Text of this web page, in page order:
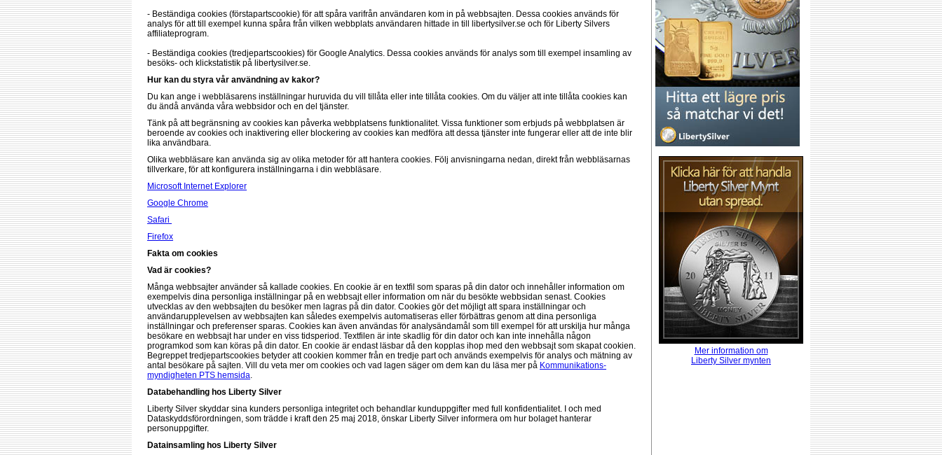
- Beständiga cookies (förstapartscookie) för att spåra varifrån användaren kom in på webbsajten. Dessa cookies används för
analys för att till exempel kunna spåra från vilken webbplats användaren hittade in till libertysilver.se och för Liberty Silvers
affiliateprogram.
- Beständiga cookies (tredjepartscookies) för Google Analytics. Dessa cookies används för analys som till exempel insamling av
besöks- och klickstatistik på libertysilver.se.
Hur kan du styra vår användning av kakor?
Du kan ange i webbläsarens inställningar huruvida du vill tillåta eller inte tillåta cookies. Om du väljer att inte tillåta cookies kan
du ändå använda våra webbsidor och en del tjänster.
Tänk på att begränsning av cookies kan påverka webbplatsens funktionalitet. Vissa funktioner som erbjuds på webbplatsen är
beroende av cookies och inaktivering eller blockering av cookies kan medföra att dessa tjänster inte fungerar eller att de inte blir
lika användbara.
Olika webbläsare kan använda sig av olika metoder för att hantera cookies. Följ anvisningarna nedan, direkt från webbläsarnas
tillverkare, för att konfigurera inställningarna i din webbläsare.
Microsoft Internet Explorer
Google Chrome
Safari
Firefox
Fakta om cookies
Vad är cookies?
Många webbsajter använder så kallade cookies. En cookie är en textfil som sparas på din dator och innehåller information om
exempelvis dina personliga inställningar på en webbsajt eller information om när du besökte webbsidan senast. Cookies
utvecklas av den webbsajten du besöker men lagras på din dator. Cookies gör det möjligt att spara inställningar och
användarupplevelsen av webbsajten kan således exempelvis automatiseras eller förbättras genom att dina personliga
inställningar och preferenser sparas. Cookies kan även användas för analysändamål som till exempel för att urskilja hur många
besökare en webbsajt har under en viss tidsperiod. Textfilen är inte skadlig för din dator och kan inte innehålla någon
programkod som kan köras på din dator. En cookie är endast läsbar då den kopplas ihop med den webbsajt som skapat cookien.
Begreppet tredjepartscookies betyder att cookien kommer från en tredje part och används exempelvis för analys och mätning av
antal besökare på sajten. Vill du veta mer om cookies och vad lagen säger om dem kan du läsa mer på Kommunikations­
myndigheten PTS hemsida
Databehandling hos Liberty Silver
Liberty Silver skyddar sina kunders personliga integritet och behandlar kunduppgifter med full konfidentialitet. I och med
Dataskyddsförordningen, som trädde i kraft den 25 maj 2018, önskar Liberty Silver informera om hur bolaget hanterar
personuppgifter.
Datainsamling hos Liberty Silver
Mer information om
Liberty Silver mynten